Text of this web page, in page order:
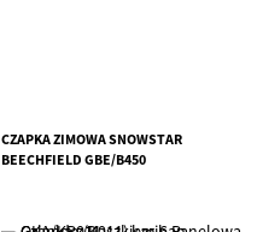
CZAPKA ZIMOWA SNOWSTAR
BEECHFIELD GBE/B450